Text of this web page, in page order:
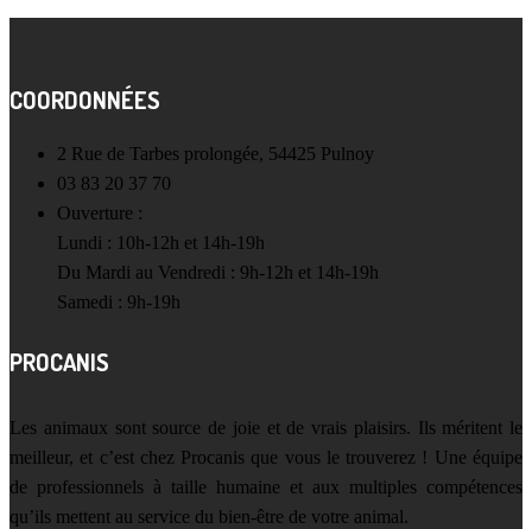
COORDONNÉES
2 Rue de Tarbes prolongée, 54425 Pulnoy
03 83 20 37 70
Ouverture :
Lundi : 10h-12h et 14h-19h
Du Mardi au Vendredi : 9h-12h et 14h-19h
Samedi : 9h-19h
PROCANIS
Les animaux sont source de joie et de vrais plaisirs. Ils méritent le
meilleur, et c’est chez Procanis que vous le trouverez ! Une équipe
de professionnels à taille humaine et aux multiples compétences
qu’ils mettent au service du bien-être de votre animal.